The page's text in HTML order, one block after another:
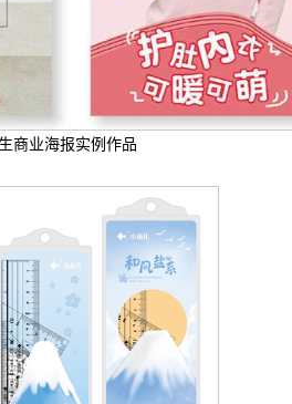
商业海报实例作品